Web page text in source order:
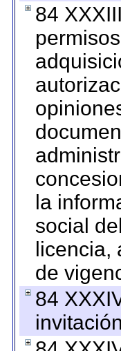
84
la
social
licencia,
de
84